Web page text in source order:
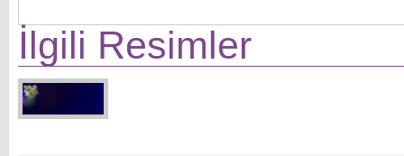
İlgili Resimler